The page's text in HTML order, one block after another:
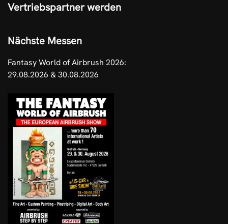
Vertriebspartner werden
Nächste Messen
Fantasy World of Airbrush 2026:
29.08.2026 & 30.08.2026